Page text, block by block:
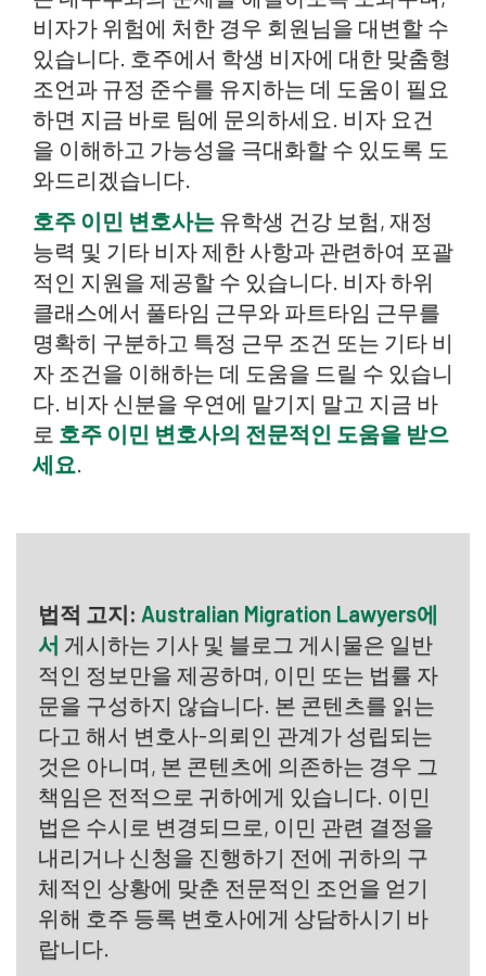
비자가 위험에 처한 경우 회원님을 대변할 수
있습니다. 호주에서 학생 비자에 대한 맞춤형
조언과 규정 준수를 유지하는 데 도움이 필요
하면 지금 바로 팀에 문의하세요. 비자 요건
을 이해하고 가능성을 극대화할 수 있도록 도
와드리겠습니다.
호주 이민 변호사는 유학생 건강 보험, 재정
능력 및 기타 비자 제한 사항과 관련하여 포괄
적인 지원을 제공할 수 있습니다. 비자 하위
클래스에서 풀타임 근무와 파트타임 근무를
명확히 구분하고 특정 근무 조건 또는 기타 비
자 조건을 이해하는 데 도움을 드릴 수 있습니
다. 비자 신분을 우연에 맡기지 말고 지금 바
로 호주 이민 변호사의 전문적인 도움을 받으
세요.
법적 고지: Australian Migration Lawyers에
서 게시하는 기사 및 블로그 게시물은 일반
적인 정보만을 제공하며, 이민 또는 법률 자
문을 구성하지 않습니다. 본 콘텐츠를 읽는
다고 해서 변호사-의뢰인 관계가 성립되는
것은 아니며, 본 콘텐츠에 의존하는 경우 그
책임은 전적으로 귀하에게 있습니다. 이민
법은 수시로 변경되므로, 이민 관련 결정을
내리거나 신청을 진행하기 전에 귀하의 구
체적인 상황에 맞춘 전문적인 조언을 얻기
위해 호주 등록 변호사에게 상담하시기 바
랍니다.